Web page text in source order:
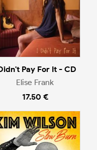
Pay For It - CD
Elise Frank
17.50 €